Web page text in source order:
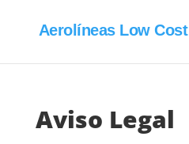
Aerolíneas Low Cost
Aviso Legal